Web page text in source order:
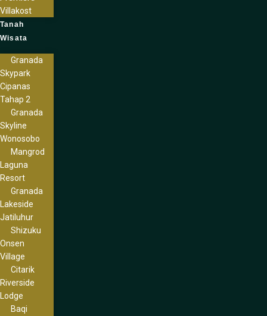
Villakost
Tanah
Wisata
Granada
Skypark
Cipanas
Tahap 2
Granada
Skyline
Wonosobo
Mangrod
Laguna
Resort
Granada
Lakeside
Jatiluhur
Shizuku
Onsen
Village
Citarik
Riverside
Lodge
Baqi